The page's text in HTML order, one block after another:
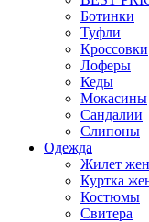
Ботинки
Туфли
Кроссовки
Лоферы
Кеды
Мокасины
Сандалии
Слипоны
Одежда
Жилет
Куртка
Костюмы
Свитера